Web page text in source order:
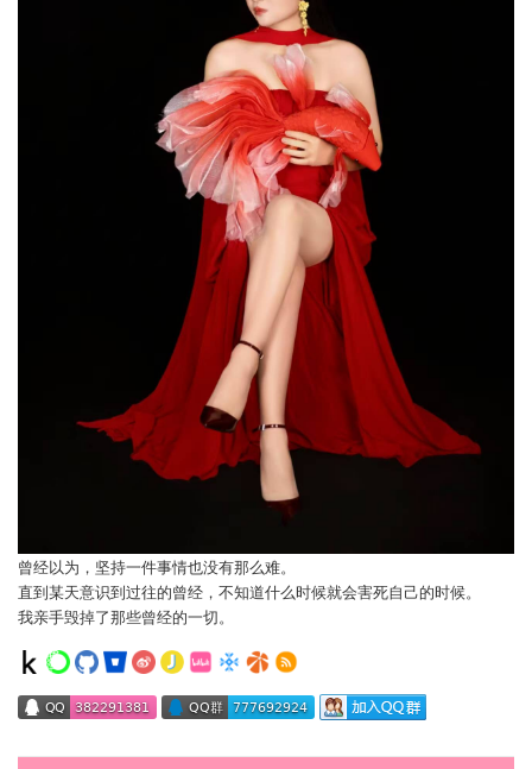
曾经以为，坚持一件事情也没有那么难。
直到某天意识到过往的曾经，不知道什么时候就会害死自己的时候。
我亲手毁掉了那些曾经的一切。